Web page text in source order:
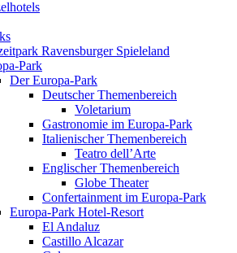
Ravensburger Spieleland
Park
Der Europa-Park
Deutscher Themenbereich
Voletarium
Gastronomie im Europa-Park
Italienischer Themenbereich
Teatro dell’Arte
Englischer Themenbereich
Globe Theater
Confertainment im Europa-Park
Europa-Park Hotel-Resort
El Andaluz
Castillo Alcazar